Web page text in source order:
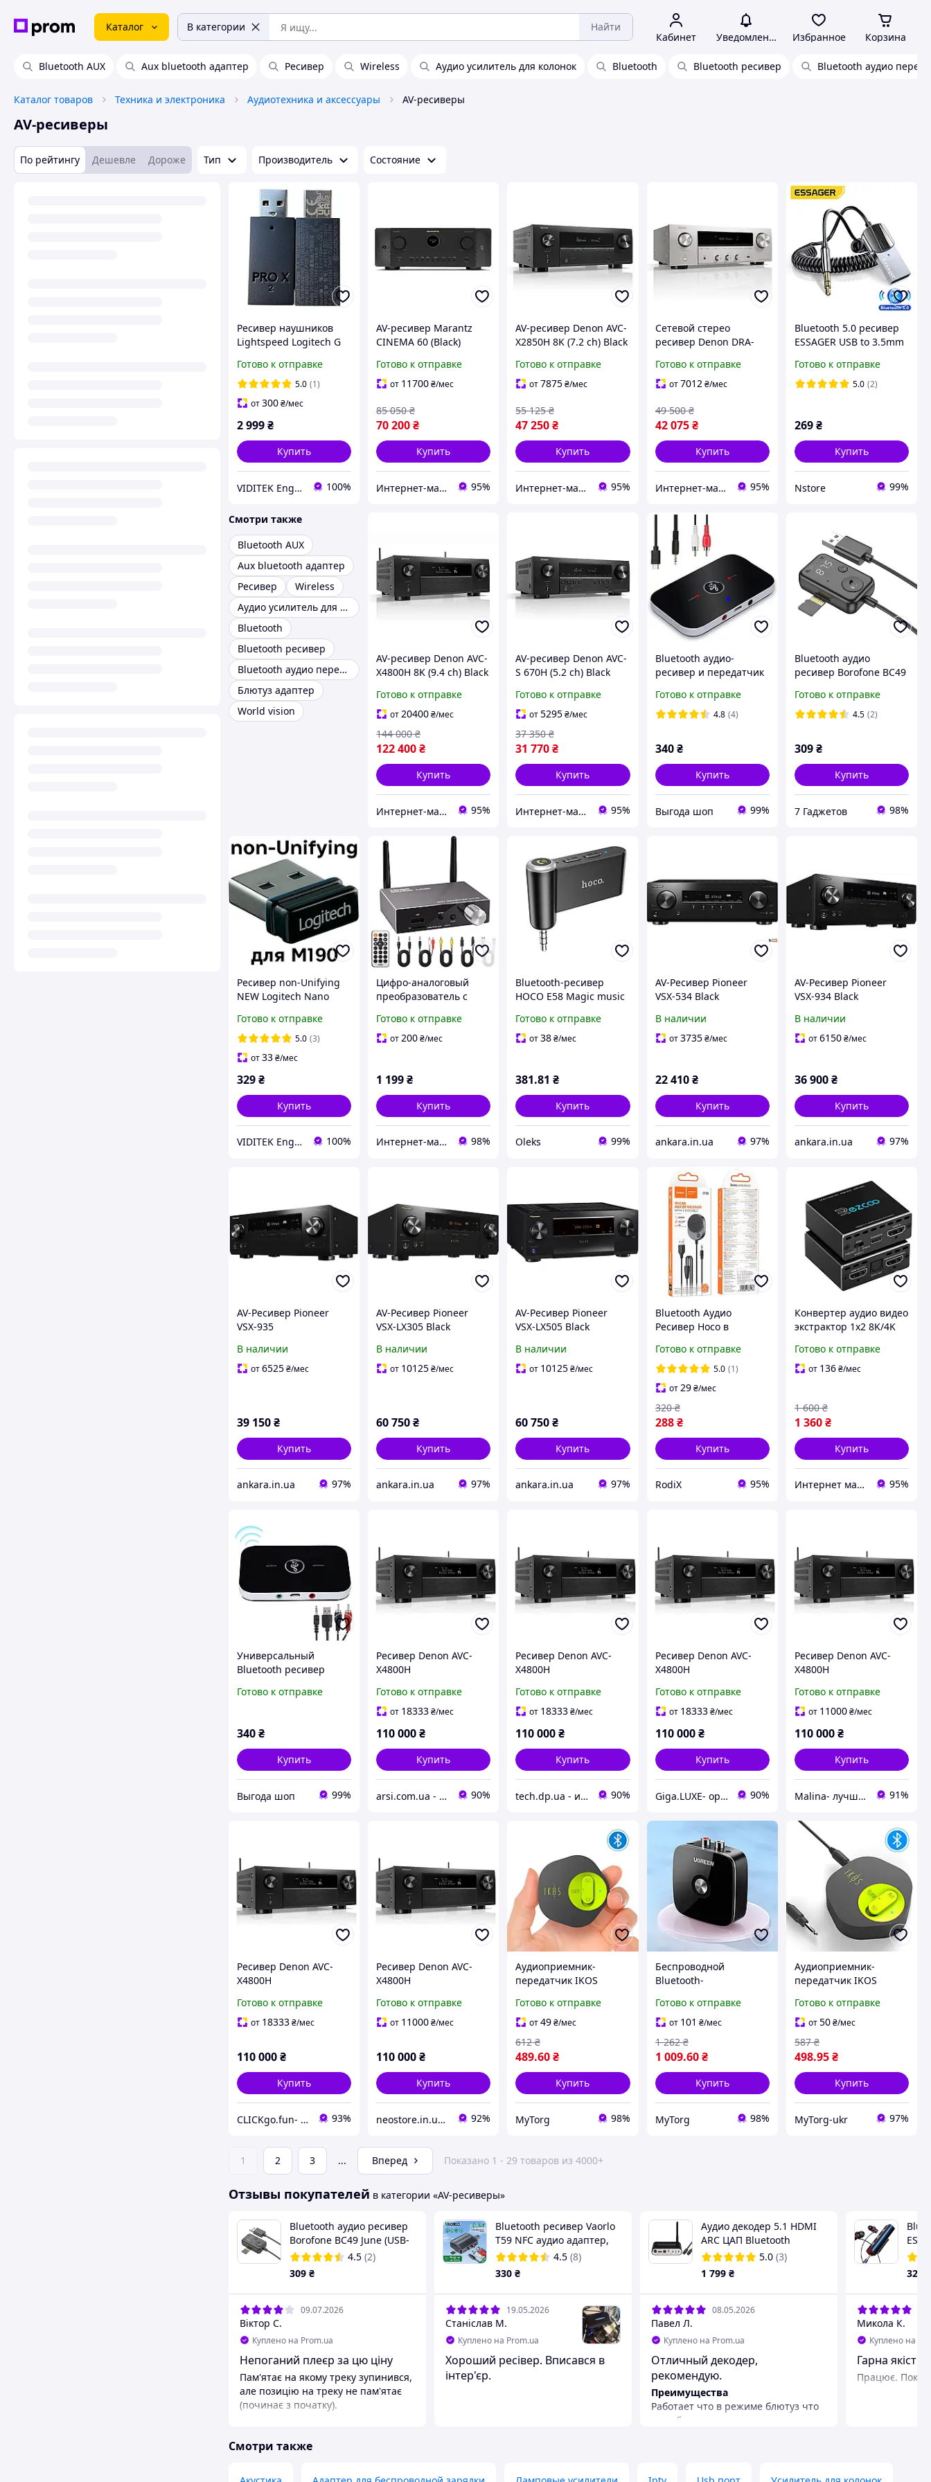
Каталог В категории Найти
Кабинет Уведомления Избранное Корзина
Bluetooth AUX Aux bluetooth адаптер Ресивер Wireless Аудио усилитель для колонок Bluetooth Bluetooth ресивер Bluetooth аудио
Каталог товаров Техника и электроника Аудиотехника и аксессуары AV-ресиверы
AV-ресиверы
По рейтингу Дешевле Дороже Тип Производитель Состояние
Ресивер наушников
Lightspeed Logitech G
Headset black
Готово к отправке
5.0 (1)
от300₴/мес
2 999₴
Купить
VIDITEK Engineering Group 100%
AV-ресивер Marantz
CINEMA 60 (Black)
Готово к отправке
от 11700₴/мес
70 200₴
85 050 ₴
Купить
Интернет-магазин Music Hall 95%
AV-ресивер Denon AVC-
X2850H 8K (7.2 сh) Black
Готово к отправке
от7875₴/мес
47 250₴
55 125 ₴
Купить
Интернет-магазин Music Hall 95%
Сетевой стерео
ресивер Denon DRA-
Готово к отправке
от7012 ₴/мес
42 075 ₴
49 500 ₴
Купить
Интернет-магазин Music Hall 95%
Bluetooth 5.0 ресивер
ESSAGER USB to 3.5mm
микрофон|свободные
руки
Готово к отправке
5.0 (2)
269₴
Купить
Nstore 99%
Смотри также
Bluetooth AUX
Aux bluetooth адаптер
Ресивер
Wireless
Аудио усилитель для колонок
Bluetooth
Bluetooth ресивер
Bluetooth аудио передатчик
Блютуз адаптер
World vision
AV-ресивер Denon AVC-
X4800H 8K (9.4 сh) Black
Готово к отправке
от20400₴/мес
122 400₴
144 000 ₴
Купить
Интернет-магазин Music Hall 95%
AV-ресивер Denon AVC-
S 670H (5.2 сh) Black
Готово к отправке
от5295₴/мес
31 770₴
37 350 ₴
Купить
Интернет-магазин Music Hall 95%
Bluetooth аудио-
ресивер и передатчик
Готово к отправке
4.8 (4)
340 ₴
Купить
Выгода шоп 99%
Bluetooth аудио
ресивер Borofone BC49
Готово к отправке
4.5 (2)
309₴
Купить
7 Гаджетов 98%
Ресивер non-Unifying
NEW Logitech Nano
Готово к отправке
5.0 (3)
от33₴/мес
329₴
Купить
VIDITEK Engineering Group 100%
Цифро-аналоговый
преобразователь с
DAC X35 Bluetooth
ресивер, Toslink, USB,
Готово к отправке
от200₴/мес
1 199₴
Купить
Интернет-магазин «Gadgetarium» 98%
Bluetooth-ресивер
HOCO E58 Magic music
Black
Готово к отправке
от38₴/мес
381.81 ₴
Купить
Oleks 99%
AV-Ресивер Pioneer
VSX-534 Black
В наличии
от3735 ₴/мес
22 410 ₴
Купить
ankara.in.ua 97%
AV-Ресивер Pioneer
VSX-934 Black
В наличии
от6150₴/мес
36 900₴
Купить
ankara.in.ua 97%
AV-Ресивер Pioneer
VSX-935
В наличии
от6525₴/мес
39 150₴
Купить
ankara.in.ua 97%
AV-Ресивер Pioneer
VSX-LX305 Black
В наличии
от 10125₴/мес
60 750₴
Купить
ankara.in.ua 97%
AV-Ресивер Pioneer
VSX-LX505 Black
В наличии
от 10125₴/мес
60 750₴
Купить
ankara.in.ua 97%
Bluetooth Аудио
Ресивер Hoco в
Ресивер
Автомобильный с AUX
Audio Receiver в Авто
Готово к отправке
5.0 (1)
от29 ₴/мес
288 ₴
320 ₴
Купить
RodiX 95%
Конвертер аудио видео
экстрактор 1x2 8K/4K
Audio Extractor
Готово к отправке
от 136₴/мес
1 360₴
1 600 ₴
Купить
Интернет магазин «Централь» 95%
Универсальный
Bluetooth ресивер
передатчик звука
телевизора наушников
Готово к отправке
340₴
Купить
Выгода шоп 99%
Ресивер Denon AVC-
X4800H
Готово к отправке
от 18333₴/мес
110 000₴
Купить
arsi.com.ua - магазин техники 90%
Ресивер Denon AVC-
X4800H
Готово к отправке
от 18333₴/мес
110 000₴
Купить
tech.dp.ua - интернет магазин 90%
Ресивер Denon AVC-
X4800H
Готово к отправке
от 18333 ₴/мес
110 000 ₴
Купить
Giga.LUXE- оригинальная техника 90%
Ресивер Denon AVC-
X4800H
Готово к отправке
от 11000₴/мес
110 000₴
Купить
Malina- лучшая техника в наличии 91%
Ресивер Denon AVC-
X4800H
Готово к отправке
от 18333₴/мес
110 000₴
Купить
CLICKgo.fun- интернет магазин 93%
Ресивер Denon AVC-
X4800H
Готово к отправке
от 11000₴/мес
110 000₴
Купить
neostore.in.ua - интернет магазин 92%
Аудиоприемник-
передатчик IKOS
мм Черный
Готово к отправке
от49₴/мес
489.60₴
612 ₴
Купить
MyTorg 98%
Беспроводной
Bluetooth-
UGREEN CM123
Чёрный
Готово к отправке
от 101 ₴/мес
1 009.60 ₴
1 262 ₴
Купить
MyTorg 98%
Аудиоприемник-
передатчик IKOS
мм Черный
Готово к отправке
от50₴/мес
498.95₴
587 ₴
Купить
MyTorg-ukr 97%
1 2 3 ... Вперед Показано 1 - 29 товаров из 4000+
Отзывы покупателей в категории «AV-ресиверы»
Bluetooth аудио ресивер
Borofone BC49 June (USB-
A)
4.5 (2)
309 ₴
09.07.2026
Віктор С.
Куплено на Prom.ua
Непоганий плеєр за цю ціну
Пам'ятає на якому треку зупинився,
але позицію на треку не пам'ятає
(починає з початку).
Bluetooth ресивер Vaorlo
T59 NFC аудио адаптер,
Bluetooth 5.3, приемник,
ресивер aux, RCA , USB
4.5 (8)
330 ₴
19.05.2026
Станіслав М.
Куплено на Prom.ua
Хороший ресівер. Вписався в
інтер'єр.
Aудио декодер 5.1 HDMI
ARC ЦАП Bluetooth
оптический SPDIF
конвертер звука в
Блютуз
5.0 (3)
1 799 ₴
08.05.2026
Павел Л.
Куплено на Prom.ua
Отличный декодер,
рекомендую.
Преимущества
Работает что в режиме блютуз что
на кабеле опте не чем практически
3.5
320
Микола К.
Куплено на
Гарна якість
Працює. Поки
Смотри также